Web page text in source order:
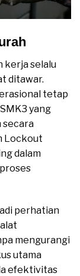
kerja selalu
ditawar.
tetap
yang
secara
Lockout
dalam
perhatian
mengurangi
utama
efektivitas